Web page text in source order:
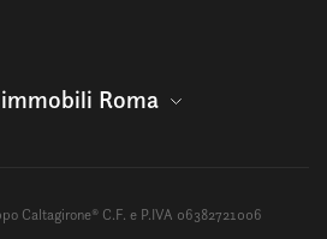
Roma
Caltagirone® C.F. e P.IVA 06382721006